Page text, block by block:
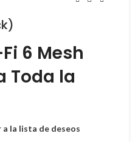
6 Mesh
Toda la
a la lista de deseos